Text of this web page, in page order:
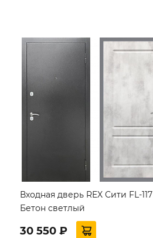
Входная дверь REX Сити FL-117
Бетон светлый
30 550 ₽